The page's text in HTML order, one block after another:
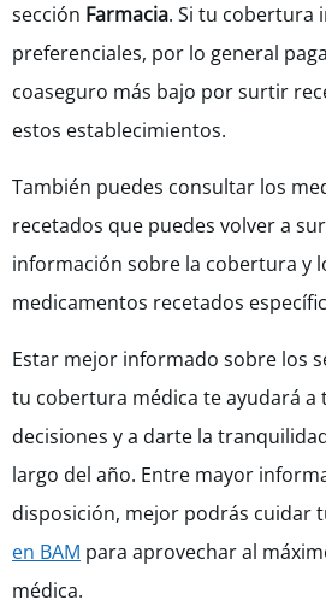
sección Farmacia. Si tu cobertura
preferenciales, por lo general
coaseguro más bajo por surtir
estos establecimientos.
También puedes consultar los
recetados que puedes volver a
información sobre la cobertura y
medicamentos recetados
Estar mejor informado sobre los
tu cobertura médica te ayudará a
decisiones y a darte la
largo del año. Entre mayor
disposición, mejor podrás cuidar
en BAM para aprovechar al
médica.